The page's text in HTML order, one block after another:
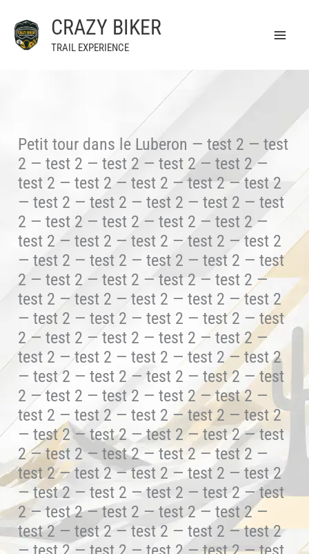
contenu
CRAZY BIKER
TRAIL EXPERIENCE
Petit tour dans le Luberon — test 2 — test
2 — test 2 — test 2 — test 2 — test 2 —
test 2 — test 2 — test 2 — test 2 — test 2
— test 2 — test 2 — test 2 — test 2 — test
2 — test 2 — test 2 — test 2 — test 2 —
test 2 — test 2 — test 2 — test 2 — test 2
— test 2 — test 2 — test 2 — test 2 — test
2 — test 2 — test 2 — test 2 — test 2 —
test 2 — test 2 — test 2 — test 2 — test 2
— test 2 — test 2 — test 2 — test 2 — test
2 — test 2 — test 2 — test 2 — test 2 —
test 2 — test 2 — test 2 — test 2 — test 2
— test 2 — test 2 — test 2 — test 2 — test
2 — test 2 — test 2 — test 2 — test 2 —
test 2 — test 2 — test 2 — test 2 — test 2
— test 2 — test 2 — test 2 — test 2 — test
2 — test 2 — test 2 — test 2 — test 2 —
test 2 — test 2 — test 2 — test 2 — test 2
— test 2 — test 2 — test 2 — test 2 — test
2 — test 2 — test 2 — test 2 — test 2 —
test 2 — test 2 — test 2 — test 2 — test 2